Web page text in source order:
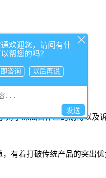
于深汕合作区的期待以及诉
，有着打破传统产品的突出
欢迎您，请问有什
帮您的吗？
咨询 以后再说
发送